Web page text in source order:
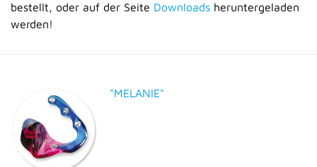
bestellt, oder auf der Seite Downloads heruntergeladen
werden!
"MELANIE"